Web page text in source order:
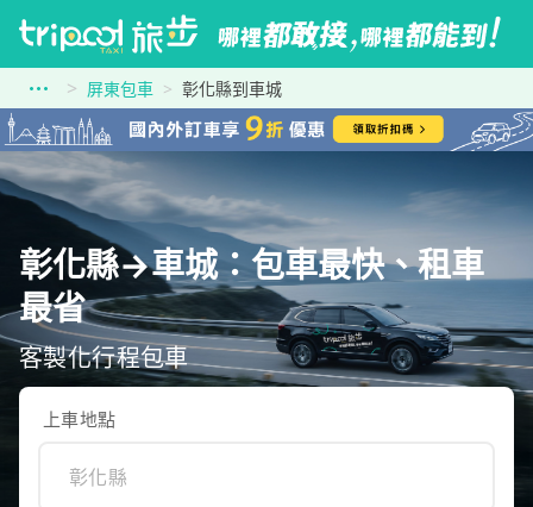
屏東包車 彰化縣到車城
彰化縣→車城：包車最快、租車
最省
客製化行程包車
上車地點